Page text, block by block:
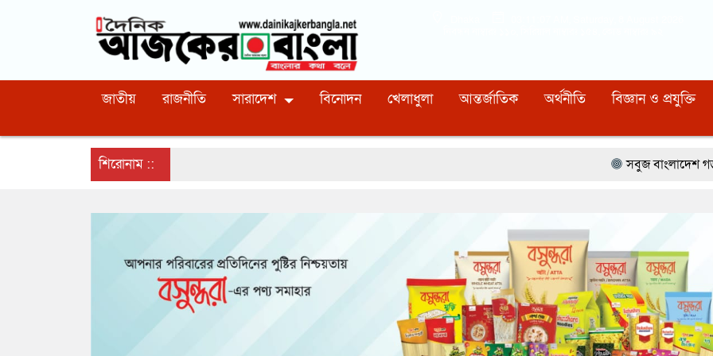
জাতীয় রাজনীতি সারাদেশ বিনোদন খেলাধুলা আন্তর্জাতিক অর্থনীতি বিজ্ঞান ও প্রযুক্তি
শিরোনাম :: সবুজ বাংলাদেশ গড়ার প্রত্যয়ে সিলেটে